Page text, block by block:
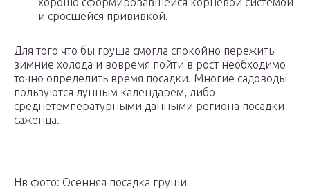
и сросшейся прививкой.
Для того что бы груша смогла спокойно пережить
зимние холода и вовремя пойти в рост необходимо
точно определить время посадки. Многие садоводы
пользуются лунным календарем, либо
среднетемпературными данными региона посадки
саженца.
Нв фото: Осенняя посадка груши